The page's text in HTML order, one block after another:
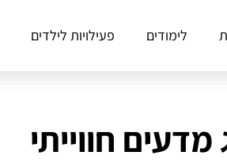
לימודים פעילויות לילדים
מדעים חווייתי